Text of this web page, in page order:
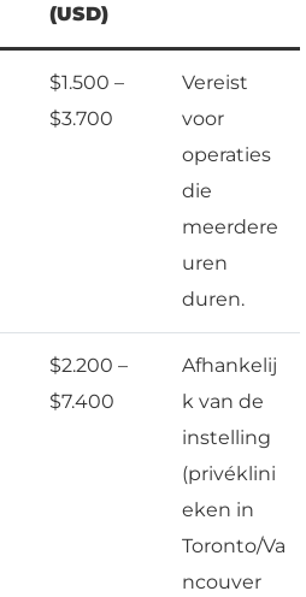
(USD)
$1.500 –
$3.700
Vereist
voor
operaties
die
meerdere
uren
duren.
$2.200 –
$7.400
Afhankelij
k van de
instelling
(privéklini
eken in
Toronto/Va
ncouver